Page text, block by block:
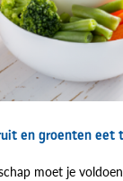
en groenten eet
moet je